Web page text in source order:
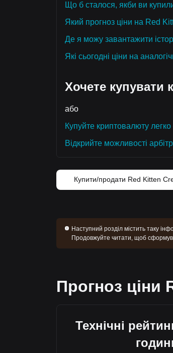
Що б сталося, якби ви
Який прогноз ціни на Red
Де я можу завантажити
Які сьогодні ціни на
Хочете купувати
або
Купуйте криптовалюту
Відкрийте можливості
Купити/продати Red Kitten
Наступний розділ містить таку
Продовжуйте читати, щоб
Прогноз ціни
Технічні